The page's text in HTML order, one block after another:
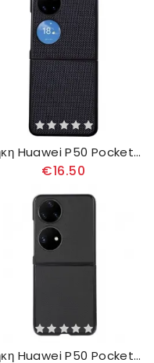
Θήκη Huawei P50 Pocket Νάιλον
€16.50
Θήκη Huawei P50 Pocket Χρώμα Γνήσιου Δέρματος